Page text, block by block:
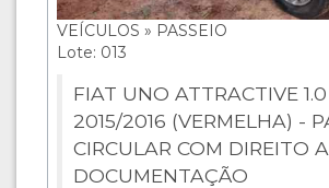
VEÍCULOS » PASSEIO
Lote: 013
FIAT UNO ATTRACTIVE
2015/2016 (VERMELHA) -
CIRCULAR COM DIREITO A
DOCUMENTAÇÃO